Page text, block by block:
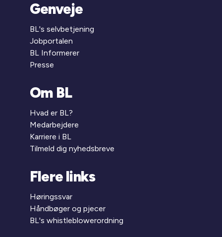
Genveje
BL's selvbetjening
Jobportalen
BL Informerer
Presse
Om BL
Hvad er BL?
Medarbejdere
Karriere i BL
Tilmeld dig nyhedsbreve
Flere links
Høringssvar
Håndbøger og pjecer
BL's whistleblowerordning